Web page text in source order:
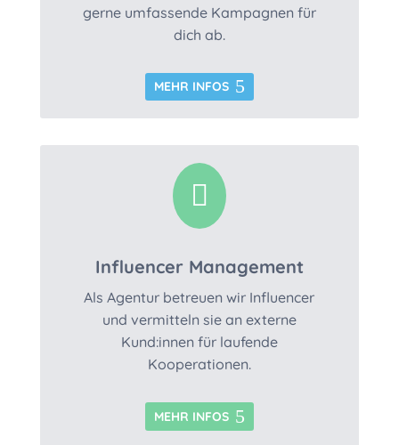
gerne umfassende Kampagnen für
dich ab.
MEHR INFOS

Influencer Management
Als Agentur betreuen wir Influencer
und vermitteln sie an externe
Kund:innen für laufende
Kooperationen.
MEHR INFOS